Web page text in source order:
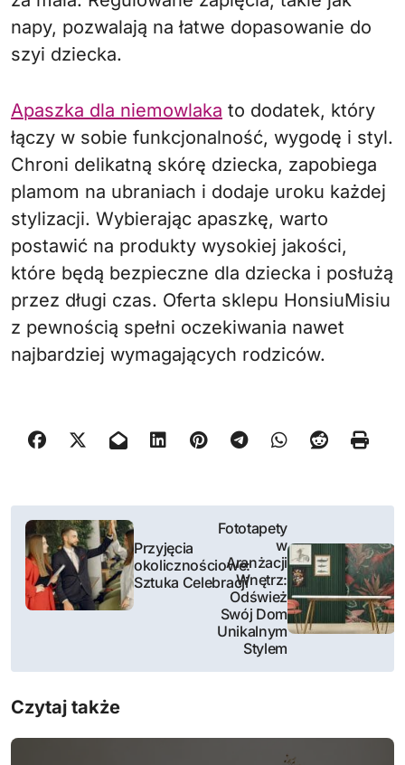
napy, pozwalają na łatwe dopasowanie do
szyi dziecka.
Apaszka dla niemowlaka to dodatek, który
łączy w sobie funkcjonalność, wygodę i styl.
Chroni delikatną skórę dziecka, zapobiega
plamom na ubraniach i dodaje uroku każdej
stylizacji. Wybierając apaszkę, warto
postawić na produkty wysokiej jakości,
które będą bezpieczne dla dziecka i posłużą
przez długi czas. Oferta sklepu HonsiuMisiu
z pewnością spełni oczekiwania nawet
najbardziej wymagających rodziców.
N
w
g
a
c
Przyjęcia
okolicznościowe:
Sztuka Celebracji
Fototapety
w
Aranżacji
Wnętrz:
Odśwież
Swój Dom
Unikalnym
Stylem
Czytaj także